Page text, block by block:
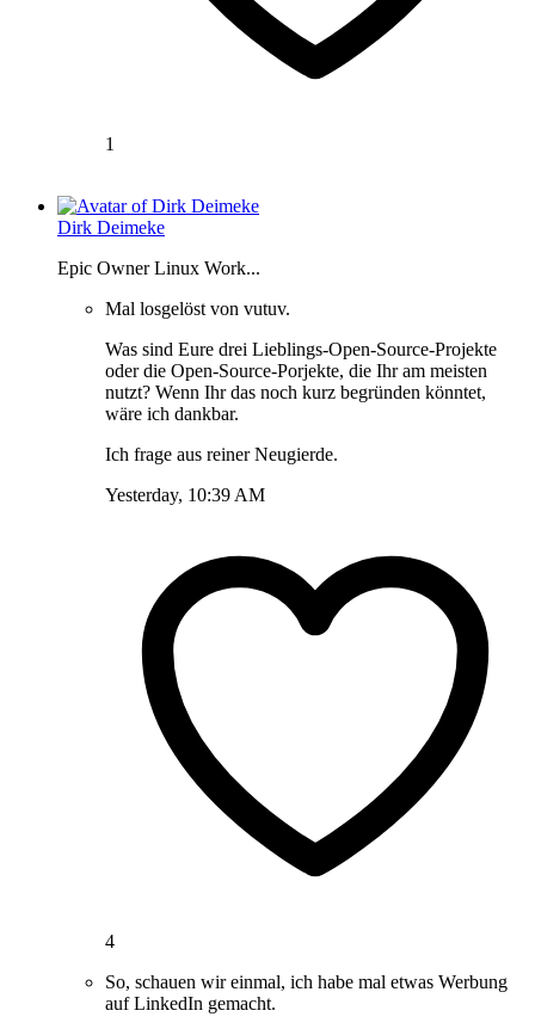
1
Dirk Deimeke
Epic Owner Linux Work...
Mal losgelöst von vutuv.
Was sind Eure drei Lieblings-Open-Source-Projekte
oder die Open-Source-Porjekte, die Ihr am meisten
nutzt? Wenn Ihr das noch kurz begründen könntet,
wäre ich dankbar.
Ich frage aus reiner Neugierde.
Yesterday, 10:39 AM
4
So, schauen wir einmal, ich habe mal etwas Werbung
auf LinkedIn gemacht.